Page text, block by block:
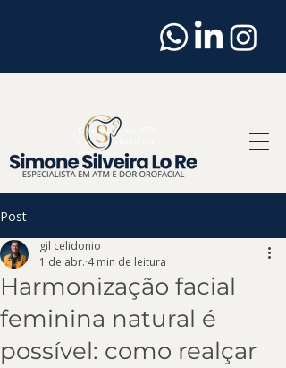
Dentista
Especialista em ATM
e Dor Orofacial em
Osasco
Post
Harmonização facial
feminina natural é
possível: como realçar
gil celidonio
1 de abr. 4 min de leitura